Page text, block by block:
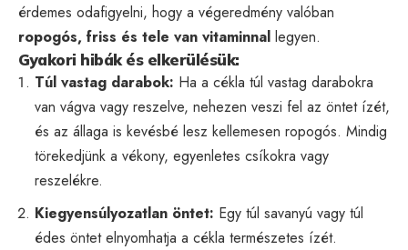
érdemes odafigyelni, hogy a végeredmény valóban
ropogós, friss és tele van vitaminnal legyen.
Gyakori hibák és elkerülésük:
Túl vastag darabok: Ha a cékla túl vastag darabokra
van vágva vagy reszelve, nehezen veszi fel az öntet ízét,
és az állaga is kevésbé lesz kellemesen ropogós. Mindig
törekedjünk a vékony, egyenletes csíkokra vagy
reszelékre.
Kiegyensúlyozatlan öntet: Egy túl savanyú vagy túl
édes öntet elnyomhatja a cékla természetes ízét.